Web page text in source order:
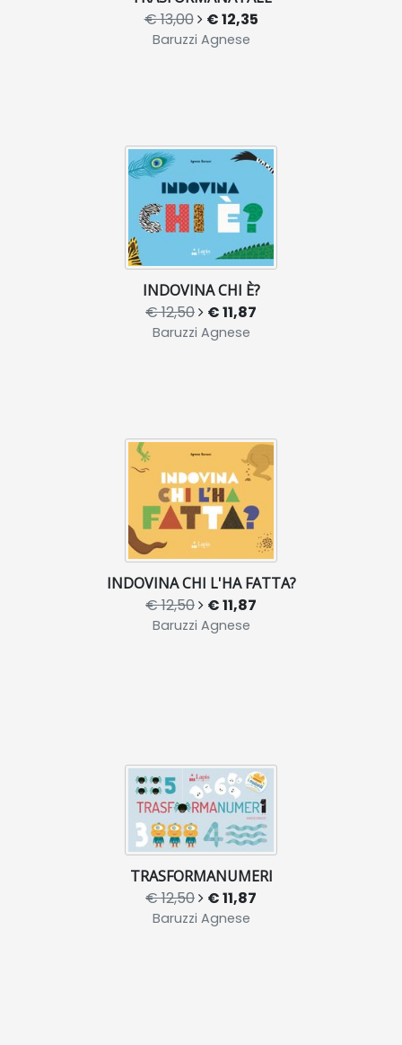
€ 13,00 € 12,35
Baruzzi Agnese
INDOVINA CHI È?
€ 12,50 € 11,87
Baruzzi Agnese
INDOVINA CHI L'HA FATTA?
€ 12,50 € 11,87
Baruzzi Agnese
TRASFORMANUMERI
€ 12,50 € 11,87
Baruzzi Agnese